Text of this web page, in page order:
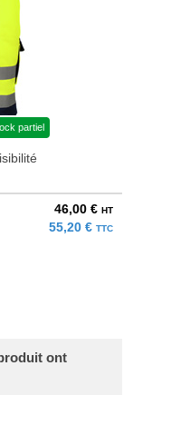
partiel
46,00 € HT
55,20 € TTC
ont